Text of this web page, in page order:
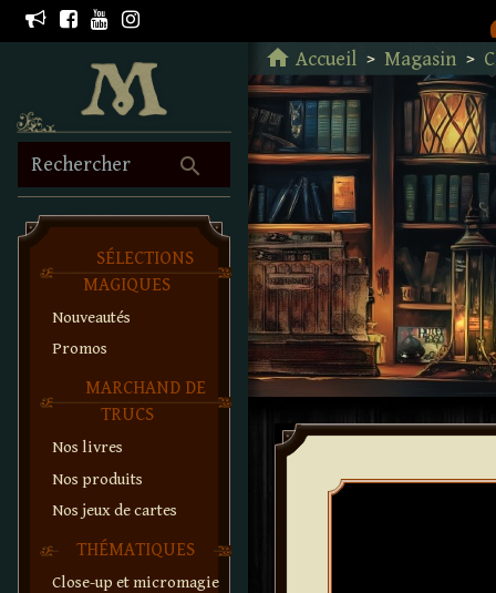
search
Rechercher
SÉLECTIONS
MAGIQUES
Nouveautés
Promos
MARCHAND DE
TRUCS
Nos livres
Nos produits
Nos jeux de cartes
THÉMATIQUES
Close-up et micromagie
home Accueil Magasin
Retour à l'accueil